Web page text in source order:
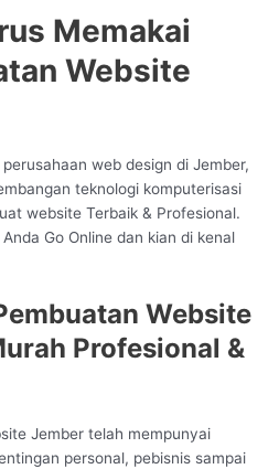
Memakai
Website
web design di Jember,
teknologi komputerisasi
website Terbaik & Profesional.
Go Online dan kian di kenal
Website
Profesional &
Jember telah mempunyai
personal, pebisnis sampai